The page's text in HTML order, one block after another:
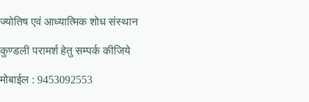
ज्योतिष एवं आध्यात्मिक शोध संस्थान
कुण्डली परामर्श हेतु सम्पर्क कीजिये
मोबाईल : 9453092553